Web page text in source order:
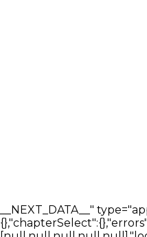
__NEXT_DATA__" type="application/json">{"props":{"pageProps":{"_nextI18Next":{"initialI18nStore":{"or":{"bible":{"page":{"head":{},"bibleReader":{"bookSelect":{},"chapterSelect":{},"errors":{},"sidebarViewPicker":{"showBar":{},"hideBar":{}},"readerTabSection":{"tabList":[null,null,null,null],"searchBlock":{"tabList":[null,null,null,null,null],"logo":{},"input":{},"translationSelector":{"selectTranslationInput":{}},"trendingSearch":{},"loading":{},"messages":{},"introCards":{"navigate":{"inputTypes":{}},"question":{},"goToVerse":{},"selectVerse":{}},"assistant":{"messages":{"start":[null,null,null],"thinking":[null,null,null,null]}},"answering":"ଉତ୍ତର ପ୍ରସ୍ତୁତ କରାଯାଉଛି…"},"notes":{"loginCard":{},"btn":{},"messages":{},"dropdown":{"textFormat":{},"textAlignment":{},"blockTypes":{}},"labels":{}}},"verseOverview":{"tabList":[null,null,null,null],"loading":{}},"bibleSelectorTitles":{},"swipeNavigation":{},"betaFeedback":{"form":{},"feedbackForm":{"experienceRating":{"options":[null,null,null,null,null]},"readingMeans":{"options":[null,null]},"useAssistant":{},"willingToPay":{},"paymentAmount":{},"isEasyToUse":{},"sidebarDistracting":{},"additionalComments":{}},"intro":{"test":{"list":[null,null]},"optional":{"list":[null,null]}}}}}},"nav":{"nav":{"navMenu":[{"id":2,"path":"/bible","icon":"bible"},{"id":1,"path":"/search","icon":"search"},{"id":6,"path":"/download","icon":"download"},{"id":5,"path":"/about","icon":"about"},{"id":5,"path":"/contact","icon":"contact"}],"footerMenu":[{"path":"/"},{"path":"/bible"},{"path":"/give"},{"path":"/technology"},{"path":"/blog"},{"path":"/about"},{"path":"/contact"},{"path":"/privacy-